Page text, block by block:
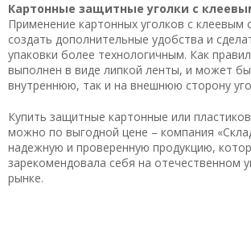
Картонные защитные уголки с
Применение картонных уголков с клеевым
создать дополнительные удобства и
упаковки более технологичным. Как
выполнен в виде липкой ленты, и может
внутреннюю, так и на внешнюю сторону
Купить защитные картонные или
можно по выгодной цене – компания
надежную и проверенную продукцию,
зарекомендовала себя на отечественном
рынке.